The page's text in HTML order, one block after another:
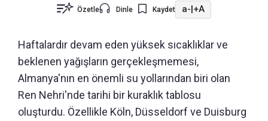
Özetle Dinle Kaydet a-|+A
Haftalardır devam eden yüksek sıcaklıklar ve
beklenen yağışların gerçekleşmemesi,
Almanya'nın en önemli su yollarından biri olan
Ren Nehri'nde tarihi bir kuraklık tablosu
oluşturdu. Özellikle Köln, Düsseldorf ve Duisburg